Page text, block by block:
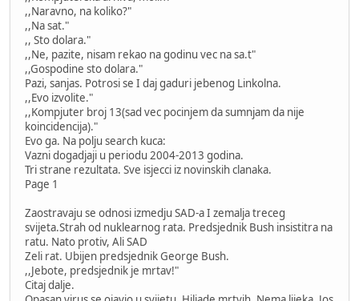
,,Naravno, na koliko?"
,,Na sat."
,, Sto dolara."
,,Ne, pazite, nisam rekao na godinu vec na sa.t"
,,Gospodine sto dolara."
Pazi, sanjas. Potrosi se I daj gaduri jebenog Linkolna.
,,Evo izvolite."
,,Kompjuter broj 13(sad vec pocinjem da sumnjam da nije
koincidencija)."
Evo ga. Na polju search kuca:
Vazni dogadjaji u periodu 2004-2013 godina.
Tri strane rezultata. Sve isjecci iz novinskih clanaka.
Page 1
Zaostravaju se odnosi izmedju SAD-a I zemalja treceg
svijeta.Strah od nuklearnog rata. Predsjednik Bush insistitra na
ratu. Nato protiv, Ali SAD
Zeli rat. Ubijen predsjednik George Bush.
,,Jebote, predsjednik je mrtav!"
Citaj dalje.